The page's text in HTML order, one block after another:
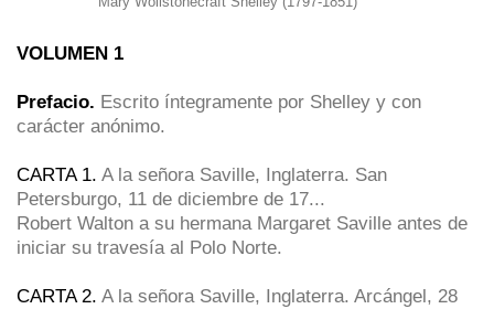
VOLUMEN 1
Prefacio. Escrito íntegramente por Shelley y con
carácter anónimo.
CARTA 1. A la señora Saville, Inglaterra. San
Petersburgo, 11 de diciembre de 17...
Robert Walton a su hermana Margaret Saville antes de
iniciar su travesía al Polo Norte.
CARTA 2. A la señora Saville, Inglaterra. Arcángel, 28